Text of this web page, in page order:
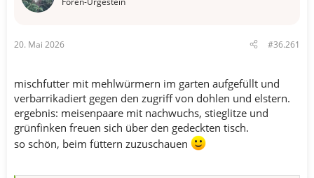
r
a
20. Mai 2026 #36.261
mischfutter mit mehlwürmern im garten aufgefüllt und
verbarrikadiert gegen den zugriff von dohlen und elstern.
ergebnis: meisenpaare mit nachwuchs, stieglitze und
grünfinken freuen sich über den gedeckten tisch.
so schön, beim füttern zuzuschauen